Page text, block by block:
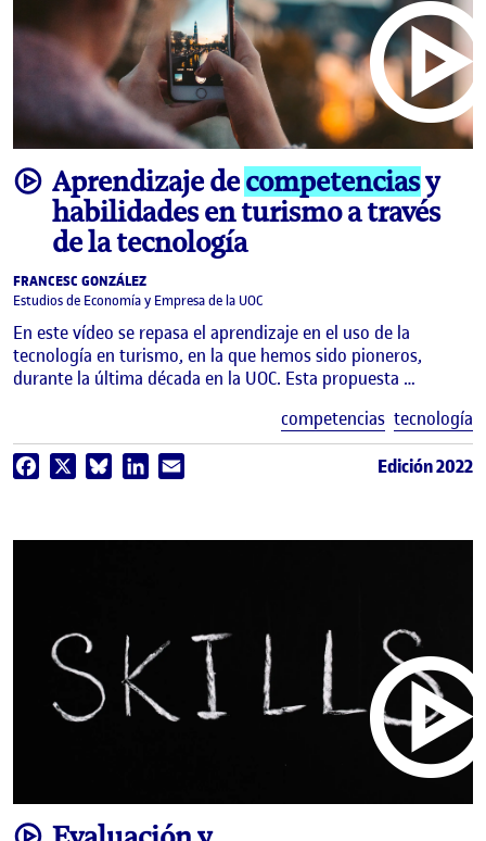
videoAprendizaje decompetenciasy
habilidades en turismo a través
de la tecnología
FRANCESC GONZÁLEZ
Estudios de Economía y Empresa de la UOC
En este vídeo se repasa el aprendizaje en el uso de la
tecnología en turismo, en la que hemos sido pioneros,
durante la última década en la UOC. Esta propuesta …
competencias tecnología
Facebook BlueskyLinkedIn Edición 2022